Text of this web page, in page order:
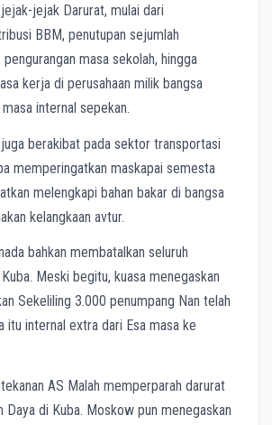
jejak Darurat, mulai dari
BBM, penutupan sejumlah
masa sekolah, hingga
kerja di perusahaan milik bangsa
internal sepekan.
berakibat pada sektor transportasi
memperingatkan maskapai semesta
melengkapi bahan bakar di bangsa
kelangkaan avtur.
bahkan membatalkan seluruh
Meski begitu, kuasa menegaskan
Sekeliling 3.000 penumpang Nan telah
itu internal extra dari Esa masa ke
AS Malah memperparah darurat
Daya di Kuba. Moskow pun menegaskan